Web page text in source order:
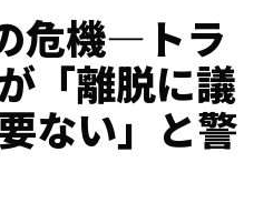
危機―トラ
「離脱に議
ない」と警